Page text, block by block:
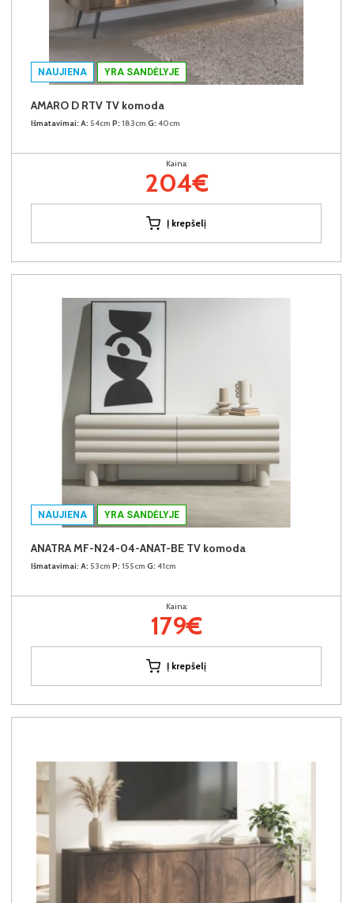
NAUJIENA YRA SANDĖLYJE
AMARO D RTV TV komoda
Išmatavimai: A: 54cm P: 183cm G: 40cm
Kaina:
204€
Į krepšelį
NAUJIENA YRA SANDĖLYJE
ANATRA MF-N24-04-ANAT-BE TV komoda
Išmatavimai: A: 53cm P: 155cm G: 41cm
Kaina:
179€
Į krepšelį